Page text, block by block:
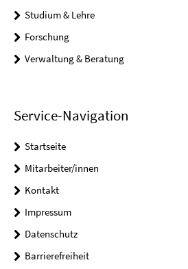
Studium & Lehre
Forschung
Verwaltung & Beratung
Service-Navigation
Startseite
Mitarbeiter/innen
Kontakt
Impressum
Datenschutz
Barrierefreiheit